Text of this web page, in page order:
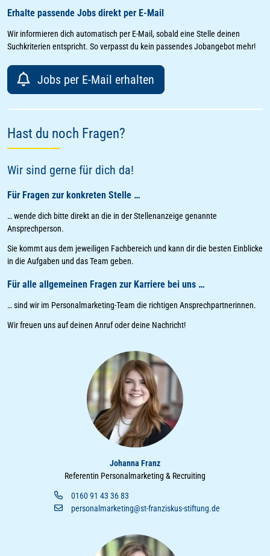
Erhalte passende Jobs direkt per E-Mail
Wir informieren dich automatisch per E-Mail, sobald eine Stelle deinen
Suchkriterien entspricht. So verpasst du kein passendes Jobangebot mehr!
Jobs per E-Mail erhalten
Hast du noch Fragen?
Wir sind gerne für dich da!
Für Fragen zur konkreten Stelle …
… wende dich bitte direkt an die in der Stellenanzeige genannte
Ansprechperson.
Sie kommt aus dem jeweiligen Fachbereich und kann dir die besten Einblicke
in die Aufgaben und das Team geben.
Für alle allgemeinen Fragen zur Karriere bei uns …
… sind wir im Personalmarketing-Team die richtigen Ansprechpartnerinnen.
Wir freuen uns auf deinen Anruf oder deine Nachricht!
Johanna Franz
Referentin Personalmarketing & Recruiting
0160 91 43 36 83
personalmarketing@st-franziskus-stiftung.de